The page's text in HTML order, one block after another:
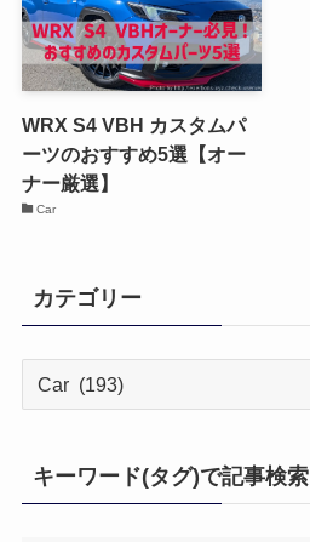
WRX S4 VBH カスタムパ
ーツのおすすめ5選【オー
ナー厳選】
Car
カテゴリー
キーワード(タグ)で記事検索